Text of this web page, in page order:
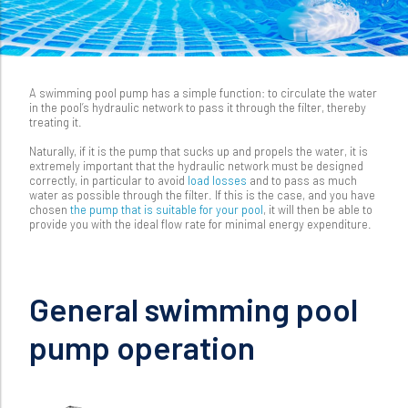
A swimming pool pump has a simple function: to circulate the water
in the pool’s hydraulic network to pass it through the filter, thereby
treating it.
Naturally, if it is the pump that sucks up and propels the water, it is
extremely important that the hydraulic network must be designed
correctly, in particular to avoid load losses and to pass as much
water as possible through the filter. If this is the case, and you have
chosen the pump that is suitable for your pool, it will then be able to
provide you with the ideal flow rate for minimal energy expenditure.
General swimming pool
pump operation